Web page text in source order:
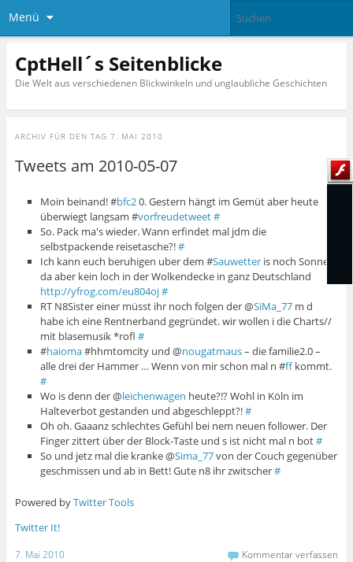
Menü
CptHell´s Seitenblicke
Die Welt aus verschiedenen Blickwinkeln und unglaubliche Geschichten
ARCHIV FÜR DEN TAG 7. MAI 2010
Tweets am 2010-05-07
Moin beinand! #bfc20. Gestern hängt im Gemüt aber heute
überwiegt langsam #vorfreudetweet#
So. Pack ma's wieder. Wann erfindet mal jdm die
selbstpackende reisetasche?!#
Ich kann euch beruhigen uber dem #Sauwetter is noch Sonne
da aber kein loch in der Wolkendecke in ganz Deutschland
http://yfrog.com/eu804oj#
RT N8Sister einer müsst ihr noch folgen der @SiMa_77 m d
habe ich eine Rentnerband gegründet. wir wollen i die Charts//
mit blasemusik *rofl#
#haioma#hhmtomcity und @nougatmaus– die familie2.0 –
alle drei der Hammer … Wenn von mir schon mal n #ffkommt.
#
Wo is denn der @leichenwagen heute?!? Wohl in Köln im
Halteverbot gestanden und abgeschleppt?!#
Oh oh. Gaaanz schlechtes Gefühl bei nem neuen follower. Der
Finger zittert über der Block-Taste und s ist nicht mal n bot#
So und jetz mal die kranke @Sima_77von der Couch gegenüber
geschmissen und ab in Bett! Gute n8 ihr zwitscher#
Powered byTwitter Tools
Twitter It!
7. Mai 2010 Kommentar verfassen